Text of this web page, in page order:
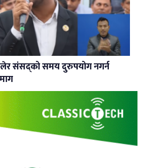
संसद्को समय दुरुपयोग नगर्न